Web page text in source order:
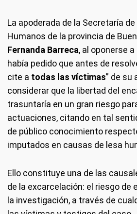
La apoderada de la Secretaría
Humanos de la provincia de
Fernanda Barreca, al oponerse
había pedido que antes de
cite a todas las víctimas” de su
considerar que la libertad del
trasuntaría en un gran riesgo
actuaciones, citando en tal
de público conocimiento
imputados en causas de lesa
Ello constituye una de las
de la excarcelación: el riesgo de
la investigación, a través de